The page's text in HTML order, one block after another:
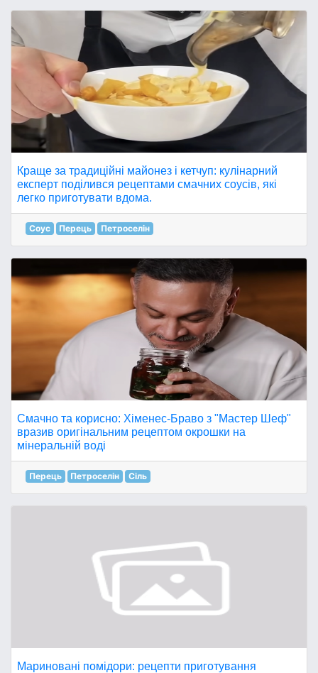
Краще за традиційні майонез і кетчуп: кулінарний
експерт поділився рецептами смачних соусів, які
легко приготувати вдома.
Соус Перець Петроселін
Смачно та корисно: Хіменес-Браво з "Мастер Шеф"
вразив оригінальним рецептом окрошки на
мінеральній воді
Перець Петроселін Сіль
Мариновані помідори: рецепти приготування